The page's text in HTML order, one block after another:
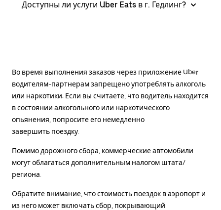
Доступны ли услуги Uber Eats в г. Гедлинг?
Во время выполнения заказов через приложение Uber
водителям-партнерам запрещено употреблять алкоголь
или наркотики. Если вы считаете, что водитель находится
в состоянии алкогольного или наркотического
опьянения, попросите его немедленно
завершить поездку.
Помимо дорожного сбора, коммерческие автомобили
могут облагаться дополнительным налогом штата/
региона.
Обратите внимание, что стоимость поездок в аэропорт и
из него может включать сбор, покрывающий